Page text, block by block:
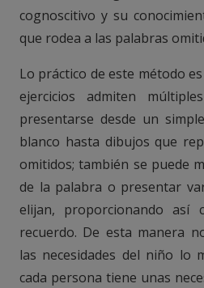
cognoscitivo y su
que rodea a las palabras
Lo práctico de este método
ejercicios admiten
presentarse desde un
blanco hasta dibujos que
omitidos; también se puede
de la palabra o presentar
elijan, proporcionando así
recuerdo. De esta manera
las necesidades del niño lo
cada persona tiene unas